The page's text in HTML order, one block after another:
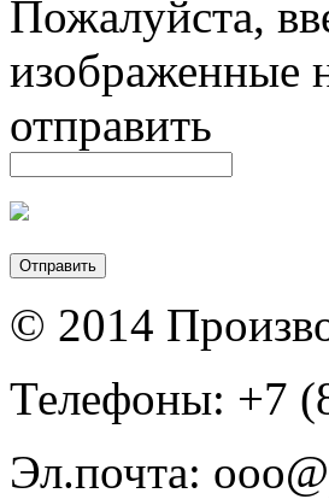
Пожалуйста,
изображенные
отправить
© 2014
Телефоны: +7
Эл.почта: